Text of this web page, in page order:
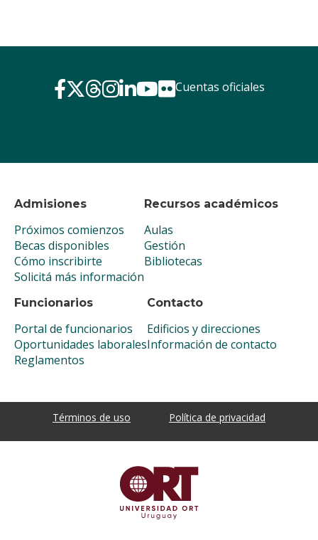
Admisiones
Próximos comienzos
Becas disponibles
Cómo inscribirte
Solicitá más información
Recursos académicos
Aulas
Gestión
Bibliotecas
Funcionarios
Portal de funcionarios
Oportunidades laborales
Reglamentos
Contacto
Edificios y direcciones
Información de contacto
Cuentas oficiales
Términos de uso Política de privacidad